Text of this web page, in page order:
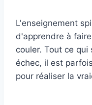
L'enseignement
d'apprendre à
couler. Tout ce
échec, il est
pour réaliser la